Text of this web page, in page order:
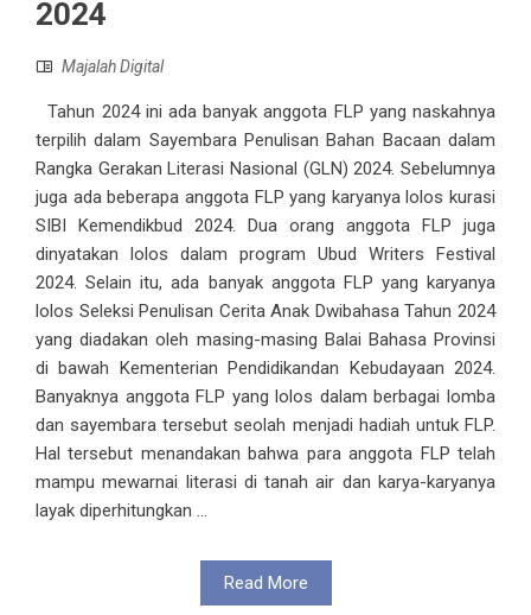
2024
Majalah Digital
Tahun 2024 ini ada banyak anggota FLP yang naskahnya
terpilih dalam Sayembara Penulisan Bahan Bacaan dalam
Rangka Gerakan Literasi Nasional (GLN) 2024. Sebelumnya
juga ada beberapa anggota FLP yang karyanya lolos kurasi
SIBI Kemendikbud 2024. Dua orang anggota FLP juga
dinyatakan lolos dalam program Ubud Writers Festival
2024. Selain itu, ada banyak anggota FLP yang karyanya
lolos Seleksi Penulisan Cerita Anak Dwibahasa Tahun 2024
yang diadakan oleh masing-masing Balai Bahasa Provinsi
di bawah Kementerian Pendidikandan Kebudayaan 2024.
Banyaknya anggota FLP yang lolos dalam berbagai lomba
dan sayembara tersebut seolah menjadi hadiah untuk FLP.
Hal tersebut menandakan bahwa para anggota FLP telah
mampu mewarnai literasi di tanah air dan karya-karyanya
layak diperhitungkan ...
Read More